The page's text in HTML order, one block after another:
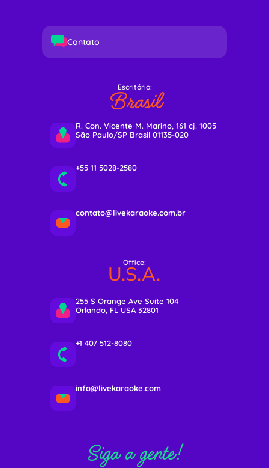
Contato
Escritório:
Brasil
R. Con. Vicente M. Marino, 161 cj. 1005
São Paulo/SP Brasil 01135-020
+55 11 5028-2580
contato@livekaraoke.com.br
Office:
U.S.A.
255 S Orange Ave Suite 104
Orlando, FL USA 32801
+1 407 512-8080
info@livekaraoke.com
Siga a gente!